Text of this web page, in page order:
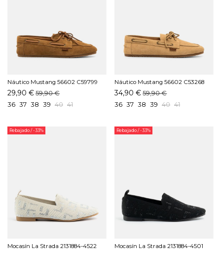
Náutico Mustang 56602 C59799
Cuero
29,90 €59,90 €
36 37 38 39 40 41
Náutico Mustang 56602 C53268
Beige
34,90 € 59,90 €
36 37 38 39 40 41
Rebajado/ -33%
Mocasín La Strada 2131884-4522
Rebajado/ -33%
Mocasín La Strada 2131884-4501